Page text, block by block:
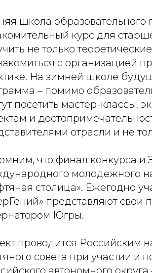
школа образовательного
курс для
не только
с организацией
На зимней школе
– помимо
посетить мастер-классы,
и
отрасли и не
что финал конкурса и
молодежного
столица». Ежегодно
представляют
Югры.
проводится Российским
совета при участии и
автономного